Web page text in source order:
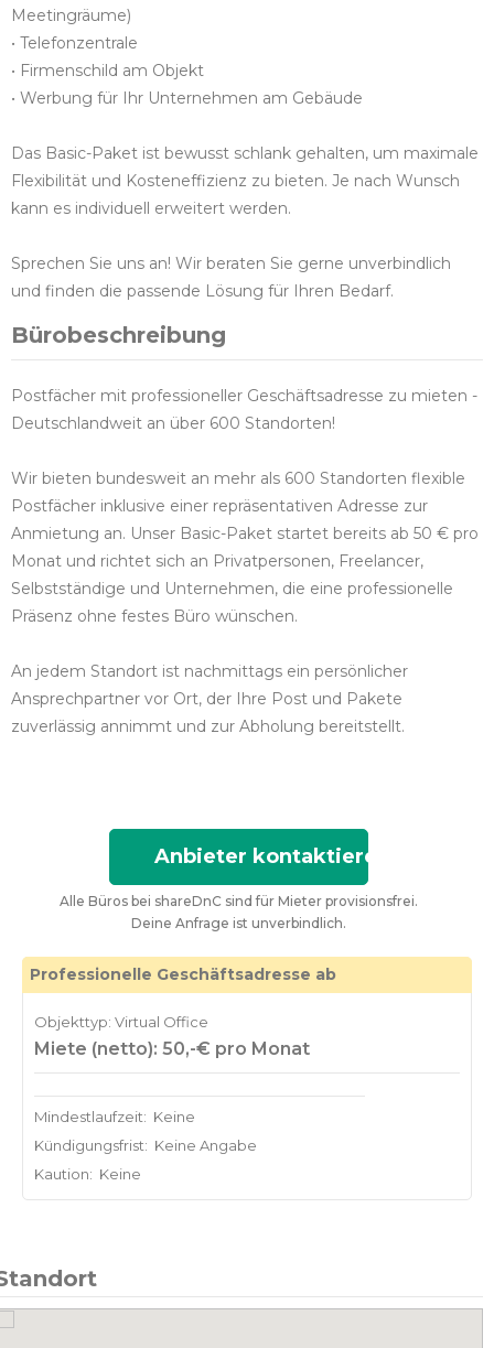
Meetingräume)
• Telefonzentrale
• Firmenschild am Objekt
• Werbung für Ihr Unternehmen am Gebäude
Das Basic-Paket ist bewusst schlank gehalten, um maximale
Flexibilität und Kosteneffizienz zu bieten. Je nach Wunsch
kann es individuell erweitert werden.
Sprechen Sie uns an! Wir beraten Sie gerne unverbindlich
und finden die passende Lösung für Ihren Bedarf.
Bürobeschreibung
Postfächer mit professioneller Geschäftsadresse zu mieten -
Deutschlandweit an über 600 Standorten!
Wir bieten bundesweit an mehr als 600 Standorten flexible
Postfächer inklusive einer repräsentativen Adresse zur
Anmietung an. Unser Basic-Paket startet bereits ab 50 € pro
Monat und richtet sich an Privatpersonen, Freelancer,
Selbstständige und Unternehmen, die eine professionelle
Präsenz ohne festes Büro wünschen.
An jedem Standort ist nachmittags ein persönlicher
Ansprechpartner vor Ort, der Ihre Post und Pakete
zuverlässig annimmt und zur Abholung bereitstellt.
Anbieter kontaktieren
Alle Büros bei shareDnC sind für Mieter provisionsfrei.
Deine Anfrage ist unverbindlich.
Professionelle Geschäftsadresse ab
Objekttyp: Virtual Office
Miete (netto): 50,-€ pro Monat
Mindestlaufzeit: Keine
Kündigungsfrist: Keine Angabe
Kaution: Keine